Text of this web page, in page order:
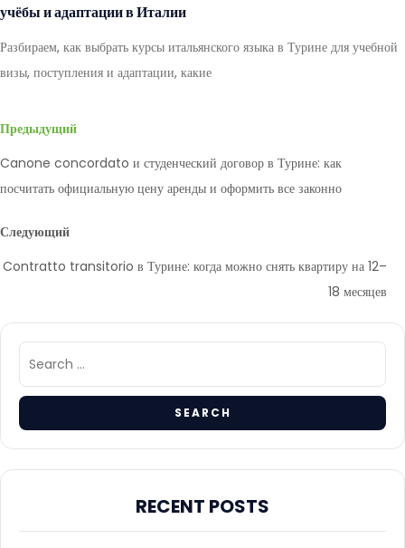
учёбы и адаптации в Италии
Разбираем, как выбрать курсы итальянского языка в Турине для учебной
визы, поступления и адаптации, какие
Предыдущий
Canone concordato и студенческий договор в Турине: как
посчитать официальную цену аренды и оформить все законно
Следующий
Contratto transitorio в Турине: когда можно снять квартиру на 12–
18 месяцев
RECENT POSTS